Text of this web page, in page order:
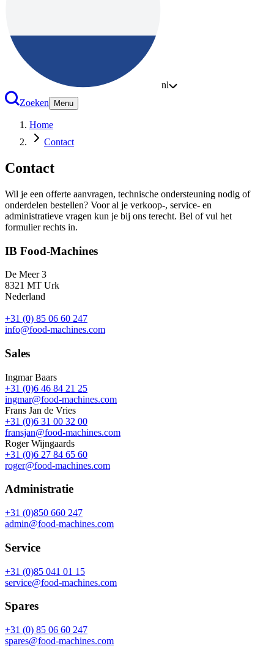
nl
Zoeken
Menu
Home
Contact
Contact
Wil je een offerte aanvragen, technische ondersteuning nodig of
onderdelen bestellen? Voor al je verkoop-, service- en
administratieve vragen kun je bij ons terecht. Bel of vul het
formulier rechts in.
IB Food-Machines
De Meer 3
8321 MT Urk
Nederland
+31 (0) 85 06 60 247
info@food-machines.com
Sales
Ingmar Baars
+31 (0)6 46 84 21 25
ingmar@food-machines.com
Frans Jan de Vries
+31 (0)6 31 00 32 00
fransjan@food-machines.com
Roger Wijngaards
+31 (0)6 27 84 65 60
roger@food-machines.com
Administratie
+31 (0)850 660 247
admin@food-machines.com
Service
+31 (0)85 041 01 15
service@food-machines.com
Spares
+31 (0) 85 06 60 247
spares@food-machines.com